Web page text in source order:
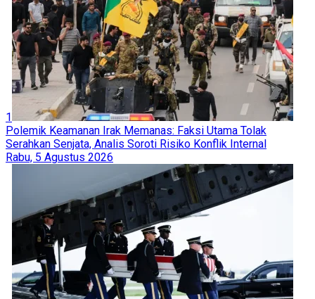
1
Polemik Keamanan Irak Memanas: Faksi Utama Tolak
Serahkan Senjata, Analis Soroti Risiko Konflik Internal
Rabu, 5 Agustus 2026